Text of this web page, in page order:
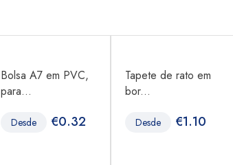
Bolsa A7 em PVC,
para...
Desde €0.32
Tapete de rato em
bor...
Desde €1.10